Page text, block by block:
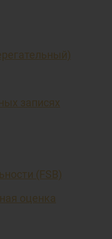
записях
(FSB)
оценка